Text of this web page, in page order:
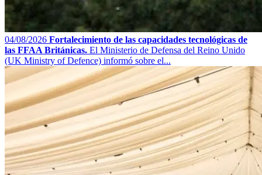
04/08/2026 Fortalecimiento de las capacidades tecnológicas de
las FFAA Británicas. El Ministerio de Defensa del Reino Unido
(UK Ministry of Defence) informó sobre el...